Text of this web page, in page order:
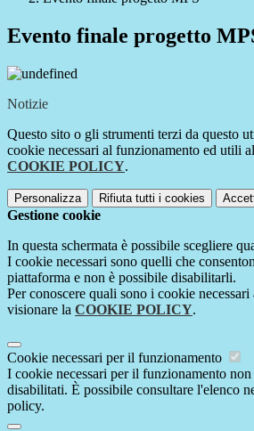
Evento finale progetto
Notizie
Questo sito o gli strumenti terzi da questo
cookie necessari al funzionamento ed utili
COOKIE POLICY.
Personalizza Rifiuta tutti i cookies
Gestione cookie
In questa schermata è possibile scegliere
I cookie necessari sono quelli che
piattaforma e non è possibile disabilitarli.
Per conoscere quali sono i cookie
visionare la COOKIE POLICY.
Cookie necessari per il funzionamento
I cookie necessari per il funzionamento non
disabilitati. È possibile consultare l'elenco
policy.